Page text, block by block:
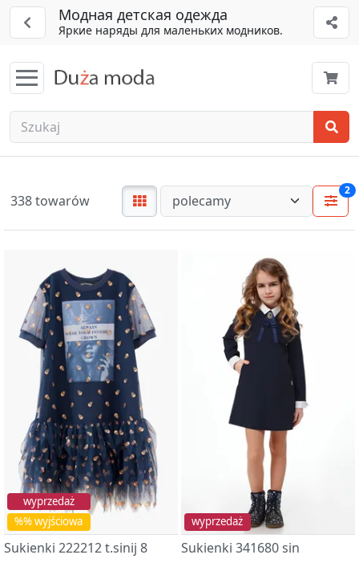
Модная детская одежда
Яркие наряды для маленьких модников.
338 towarów
2
%% wyjściowa
wyprzedaż
Sukienki 222212 t.sinij 8
wyprzedaż
Sukienki 341680 sin